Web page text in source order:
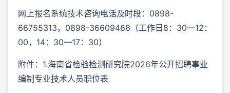
网上报名系统技术咨询电话及时段：0898-
66755313，0898-36609468（工作日8：30—12：
00，14：30—17：30）
附件：1.海南省检验检测研究院2026年公开招聘事业
编制专业技术人员职位表